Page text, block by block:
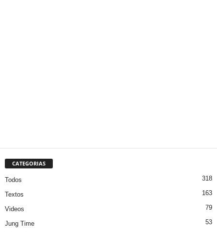
CATEGORIAS
Todos 318
Textos 163
Videos 79
Jung Time 53